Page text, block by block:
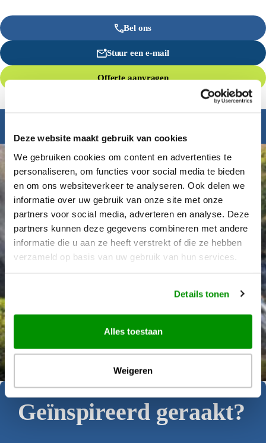
Deze website maakt gebruik van cookies
We gebruiken cookies om content en advertenties te
personaliseren, om functies voor social media te bieden
en om ons websiteverkeer te analyseren. Ook delen we
informatie over uw gebruik van onze site met onze
partners voor social media, adverteren en analyse. Deze
partners kunnen deze gegevens combineren met andere
informatie die u aan ze heeft verstrekt of die ze hebben
verzameld op basis van uw gebruik van hun services.
Details tonen
Alles toestaan
Weigeren
Bel ons
Stuur een e-mail
Offerte aanvragen
Geïnspireerd geraakt?